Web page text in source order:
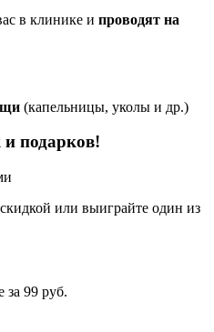
в клинике и проводят на
(капельницы, уколы и др.)
и подарков!
или выиграйте один из
за 99 руб.